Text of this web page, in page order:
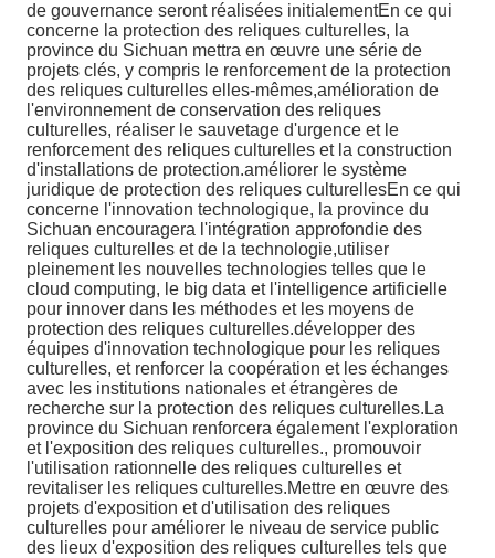
de gouvernance seront réalisées initialementEn ce qui
concerne la protection des reliques culturelles, la
province du Sichuan mettra en œuvre une série de
projets clés, y compris le renforcement de la protection
des reliques culturelles elles-mêmes,amélioration de
l'environnement de conservation des reliques
culturelles, réaliser le sauvetage d'urgence et le
renforcement des reliques culturelles et la construction
d'installations de protection.améliorer le système
juridique de protection des reliques culturellesEn ce qui
concerne l'innovation technologique, la province du
Sichuan encouragera l'intégration approfondie des
reliques culturelles et de la technologie,utiliser
pleinement les nouvelles technologies telles que le
cloud computing, le big data et l'intelligence artificielle
pour innover dans les méthodes et les moyens de
protection des reliques culturelles.développer des
équipes d'innovation technologique pour les reliques
culturelles, et renforcer la coopération et les échanges
avec les institutions nationales et étrangères de
recherche sur la protection des reliques culturelles.La
province du Sichuan renforcera également l'exploration
et l'exposition des reliques culturelles., promouvoir
l'utilisation rationnelle des reliques culturelles et
revitaliser les reliques culturelles.Mettre en œuvre des
projets d'exposition et d'utilisation des reliques
culturelles pour améliorer le niveau de service public
des lieux d'exposition des reliques culturelles tels que